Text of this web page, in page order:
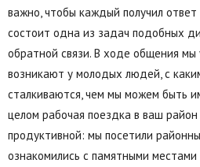
важно, чтобы каждый получил ответ
состоит одна из задач подобных
обратной связи. В ходе общения мы
возникают у молодых людей, с
сталкиваются, чем мы можем быть
целом рабочая поездка в ваш
продуктивной: мы посетили
ознакомились с памятными